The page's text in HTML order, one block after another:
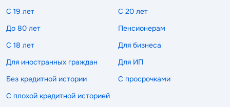
С 19 лет
С 20 лет
До 80 лет
Пенсионерам
С 18 лет
Для бизнеса
Для иностранных граждан
Для ИП
Без кредитной истории
С просрочками
С плохой кредитной историей